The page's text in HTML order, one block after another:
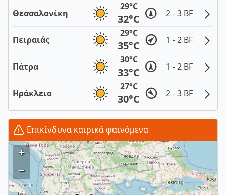
Θεσσαλονίκη
29°C
32°C 2 - 3 BF
Πειραιάς
29°C
35°C 1 - 2 BF
Πάτρα
30°C
33°C 1 - 2 BF
Ηράκλειο
27°C
30°C 2 - 3 BF
Επικίνδυνα καιρικά φαινόμενα
+
–